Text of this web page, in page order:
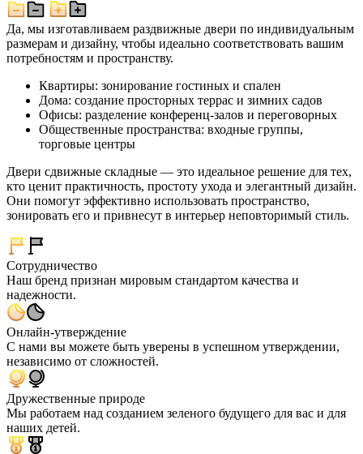
Да, мы изготавливаем раздвижные двери по индивидуальным
размерам и дизайну, чтобы идеально соответствовать вашим
потребностям и пространству.
Квартиры: зонирование гостиных и спален
Дома: создание просторных террас и зимних садов
Офисы: разделение конференц-залов и переговорных
Общественные пространства: входные группы,
торговые центры
Двери сдвижные складные — это идеальное решение для тех,
кто ценит практичность, простоту ухода и элегантный дизайн.
Они помогут эффективно использовать пространство,
зонировать его и привнесут в интерьер неповторимый стиль.
Сотрудничество
Наш бренд признан мировым стандартом качества и
надежности.
Онлайн-утверждение
С нами вы можете быть уверены в успешном утверждении,
независимо от сложностей.
Дружественные природе
Мы работаем над созданием зеленого будущего для вас и для
наших детей.